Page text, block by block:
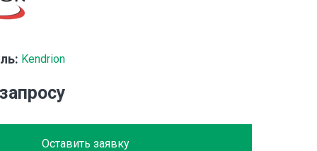
Kendrion
Оставить заявку